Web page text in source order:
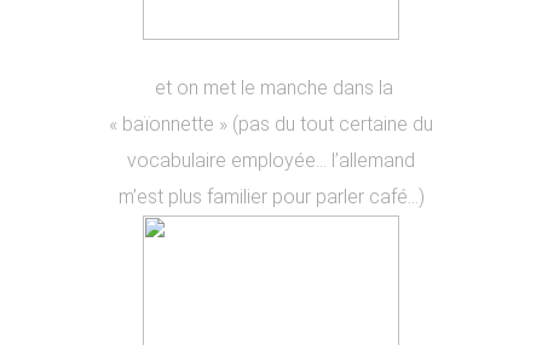
et on met le manche dans la
« baïonnette » (pas du tout certaine du
vocabulaire employée… l’allemand
m’est plus familier pour parler café…)